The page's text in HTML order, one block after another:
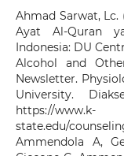
Ahmad Sarwat,
Ayat Al-Quran
Indonesia: DU
Alcohol and
Newsletter.
University.
https://www.k-
state.edu/
Ammendola A,